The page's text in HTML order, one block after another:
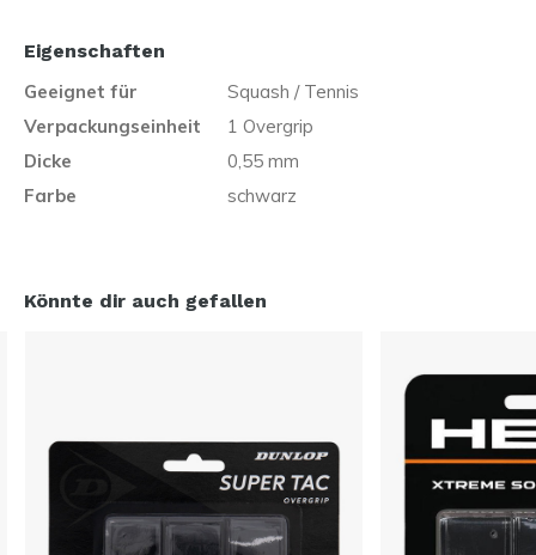
Eigenschaften
Geeignet für
Squash / Tennis
Verpackungseinheit
1 Overgrip
Dicke
0,55 mm
Farbe
schwarz
Könnte dir auch gefallen